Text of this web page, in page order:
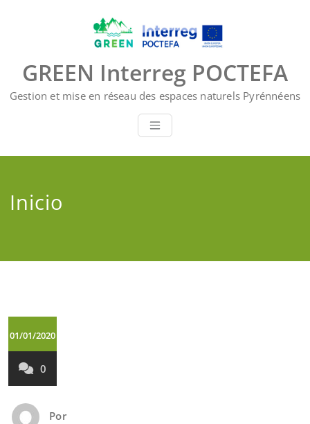
GREEN Interreg POCTEFA
Gestion et mise en réseau des espaces naturels Pyrénnéens
Inicio
01/01/2020
0
Por